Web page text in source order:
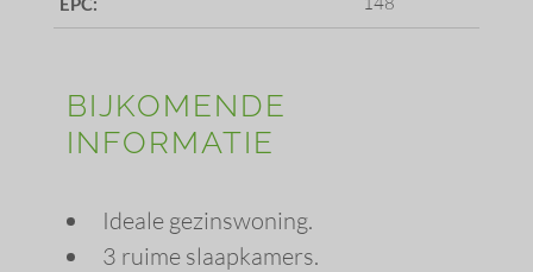
BIJKOMENDE
INFORMATIE
Ideale gezinswoning.
3 ruime slaapkamers.